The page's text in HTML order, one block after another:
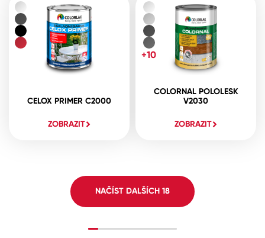
CELOX PRIMER C2000
ZOBRAZIT
COLORNAL POLOLESK
V2030
ZOBRAZIT
+10
NAČÍST DALŠÍCH 18